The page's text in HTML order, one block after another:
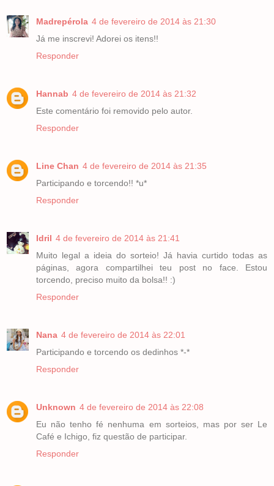
Madrepérola 4 de fevereiro de 2014 às 21:30
Já me inscrevi! Adorei os itens!!
Responder
Hannab 4 de fevereiro de 2014 às 21:32
Este comentário foi removido pelo autor.
Responder
Line Chan 4 de fevereiro de 2014 às 21:35
Participando e torcendo!! *u*
Responder
Idril 4 de fevereiro de 2014 às 21:41
Muito legal a ideia do sorteio! Já havia curtido todas as
páginas, agora compartilhei teu post no face. Estou
torcendo, preciso muito da bolsa!! :)
Responder
Nana 4 de fevereiro de 2014 às 22:01
Participando e torcendo os dedinhos *-*
Responder
Unknown 4 de fevereiro de 2014 às 22:08
Eu não tenho fé nenhuma em sorteios, mas por ser Le
Café e Ichigo, fiz questão de participar.
Responder